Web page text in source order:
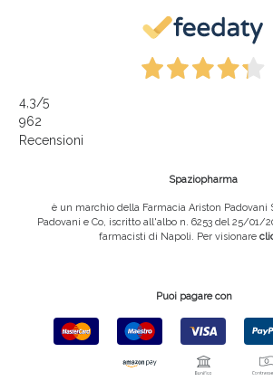
4,3/5
962
Recensioni
Spaziopharma
è un marchio della Farmacia Ariston Padovani
Padovani e Co, iscritto all'albo n. 6253 del 25/01/
farmacisti di Napoli. Per visionare
Puoi pagare con